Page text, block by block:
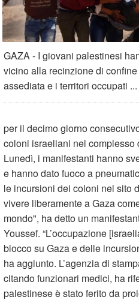
GAZA - I giovani palestinesi
vicino alla recinzione di
assediata e i territori occupati ...
per il decimo giorno
coloni israeliani nel complesso
Lunedì, i manifestanti hanno
e hanno dato fuoco a
le incursioni dei coloni nel sito
vivere liberamente a Gaza
mondo", ha detto un
Youssef. “L’occupazione
blocco su Gaza e delle
ha aggiunto. L’agenzia di
citando funzionari medici, ha
palestinese è stato ferito da